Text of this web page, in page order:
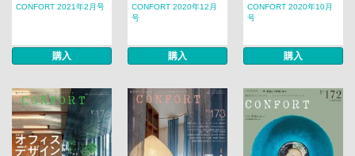
CONFORT 2021年2月号
購入
CONFORT 2020年12月
号
購入
CONFORT 2020年10月
号
購入